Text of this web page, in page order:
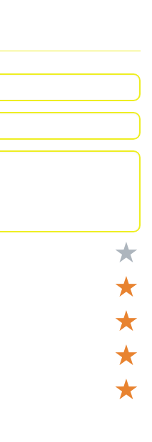
★
★
★
★
★